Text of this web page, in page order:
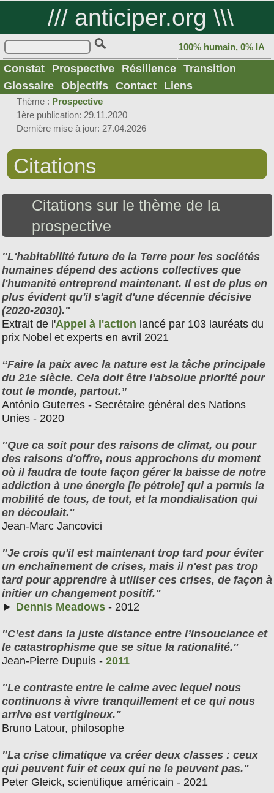
/// anticiper.org \\\
100% humain, 0% IA
Constat Prospective Résilience Transition
Glossaire Objectifs Contact Liens
Thème : Prospective
1ère publication: 29.11.2020
Dernière mise à jour: 27.04.2026
Citations
Citations sur le thème de la
prospective
"L'habitabilité future de la Terre pour les sociétés
humaines dépend des actions collectives que
l'humanité entreprend maintenant. Il est de plus en
plus évident qu'il s'agit d'une décennie décisive
(2020-2030)."
Extrait de l'Appel à l'action lancé par 103 lauréats du
prix Nobel et experts en avril 2021
“Faire la paix avec la nature est la tâche principale
du 21e siècle. Cela doit être l'absolue priorité pour
tout le monde, partout.”
António Guterres - Secrétaire général des Nations
Unies - 2020
"Que ca soit pour des raisons de climat, ou pour
des raisons d'offre, nous approchons du moment
où il faudra de toute façon gérer la baisse de notre
addiction à une énergie [le pétrole] qui a permis la
mobilité de tous, de tout, et la mondialisation qui
en découlait."
Jean-Marc Jancovici
"Je crois qu'il est maintenant trop tard pour éviter
un enchaînement de crises, mais il n'est pas trop
tard pour apprendre à utiliser ces crises, de façon à
initier un changement positif."
► Dennis Meadows - 2012
"C’est dans la juste distance entre l’insouciance et
le catastrophisme que se situe la rationalité."
Jean-Pierre Dupuis - 2011
"Le contraste entre le calme avec lequel nous
continuons à vivre tranquillement et ce qui nous
arrive est vertigineux."
Bruno Latour, philosophe
"La crise climatique va créer deux classes : ceux
qui peuvent fuir et ceux qui ne le peuvent pas."
Peter Gleick, scientifique américain - 2021